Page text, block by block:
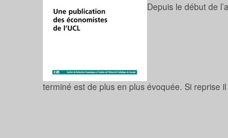
Depuis le début de
terminé est de plus en plus évoquée. Si reprise